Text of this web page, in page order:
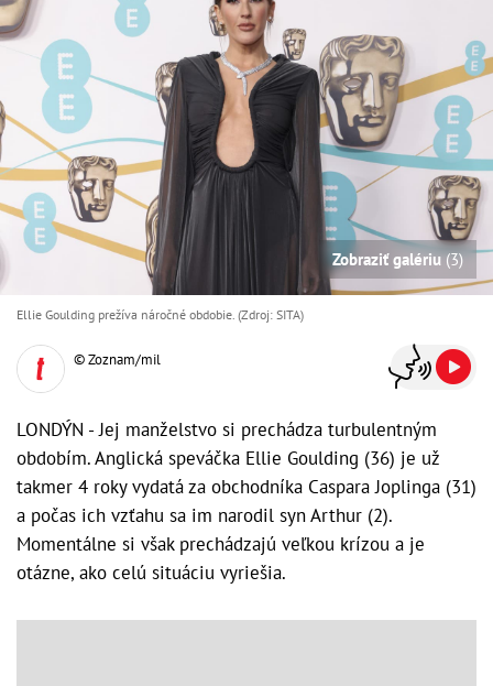
Zobraziť galériu(3)
Ellie Goulding prežíva náročné obdobie. (Zdroj: SITA)
© Zoznam/mil
LONDÝN - Jej manželstvo si prechádza turbulentným
obdobím. Anglická speváčka Ellie Goulding (36) je už
takmer 4 roky vydatá za obchodníka Caspara Joplinga (31)
a počas ich vzťahu sa im narodil syn Arthur (2).
Momentálne si však prechádzajú veľkou krízou a je
otázne, ako celú situáciu vyriešia.